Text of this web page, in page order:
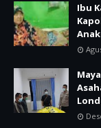
Ibu